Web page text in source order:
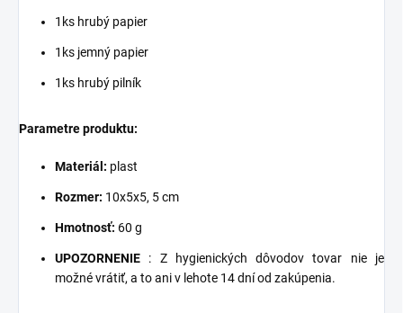
1ks hrubý papier
1ks jemný papier
1ks hrubý pilník
Parametre produktu:
Materiál: plast
Rozmer: 10x5x5, 5 cm
Hmotnosť: 60 g
UPOZORNENIE : Z hygienických dôvodov tovar nie je
možné vrátiť, a to ani v lehote 14 dní od zakúpenia.